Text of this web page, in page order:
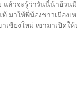
แล้วจะรู้ว่าวันนี้น้าอ้วน
มาให้พี่น้องชาวเมืองเ
ชียงใหม่ เขามาเปิดให้